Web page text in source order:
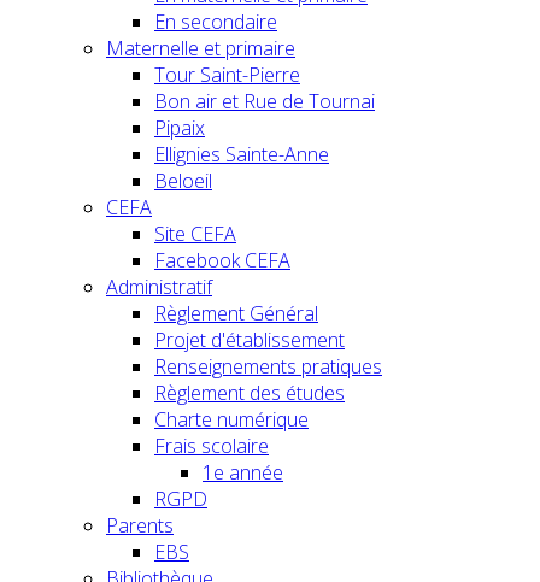
En secondaire
Maternelle et primaire
Tour Saint-Pierre
Bon air et Rue de Tournai
Pipaix
Ellignies Sainte-Anne
Beloeil
CEFA
Site CEFA
Facebook CEFA
Administratif
Règlement Général
Projet d'établissement
Renseignements pratiques
Règlement des études
Charte numérique
Frais scolaire
1e année
RGPD
Parents
EBS